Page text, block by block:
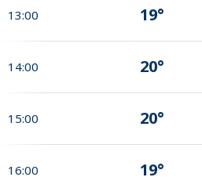
13:00 19°
14:00 20°
15:00 20°
16:00 19°